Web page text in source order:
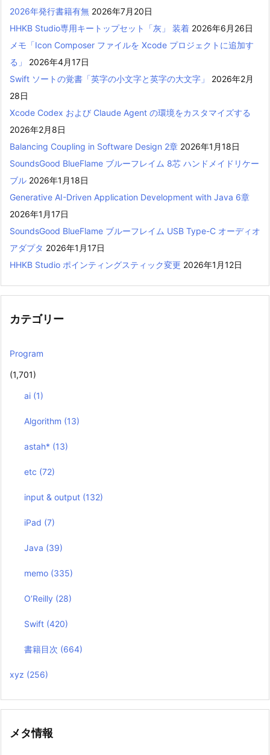
2026年発行書籍有無 2026年7月20日
HHKB Studio専用キートップセット「灰」 装着 2026年6月26日
メモ「Icon Composer ファイルを Xcode プロジェクトに追加す
る」
2026年4月17日
Swift ソートの覚書「英字の小文字と英字の大文字」
2026年2月
28日
Xcode Codex および Claude Agent の環境をカスタマイズする
2026年2月8日
Balancing Coupling in Software Design 2章 2026年1月18日
SoundsGood BlueFlame ブルーフレイム 8芯 ハンドメイドリケー
ブル 2026年1月18日
Generative AI-Driven Application Development with Java 6章
2026年1月17日
SoundsGood BlueFlame ブルーフレイム USB Type-C オーディオ
アダプタ 2026年1月17日
HHKB Studio ポインティングスティック変更 2026年1月12日
カテゴリー
Program
(1,701)
ai (1)
Algorithm (13)
astah* (13)
etc (72)
input & output (132)
iPad (7)
Java (39)
memo (335)
O’Reilly (28)
Swift (420)
書籍目次 (664)
xyz (256)
メタ情報